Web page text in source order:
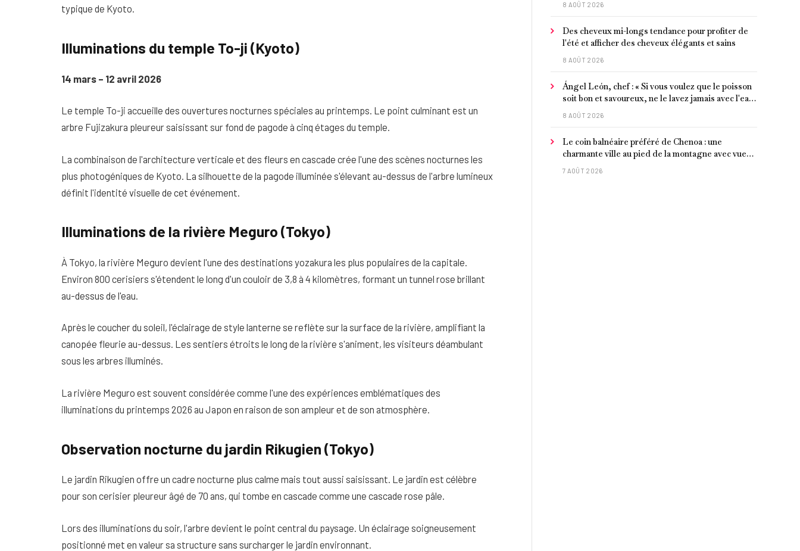
typique de Kyoto.
Illuminations du temple To-ji (Kyoto)
14 mars – 12 avril 2026
Le temple To-ji accueille des ouvertures nocturnes spéciales au printemps. Le point culminant est un
arbre Fujizakura pleureur saisissant sur fond de pagode à cinq étages du temple.
La combinaison de l'architecture verticale et des fleurs en cascade crée l'une des scènes nocturnes les
plus photogéniques de Kyoto. La silhouette de la pagode illuminée s'élevant au-dessus de l'arbre lumineux
définit l'identité visuelle de cet événement.
Illuminations de la rivière Meguro (Tokyo)
À Tokyo, la rivière Meguro devient l'une des destinations yozakura les plus populaires de la capitale.
Environ 800 cerisiers s'étendent le long d'un couloir de 3,8 à 4 kilomètres, formant un tunnel rose brillant
au-dessus de l'eau.
Après le coucher du soleil, l'éclairage de style lanterne se reflète sur la surface de la rivière, amplifiant la
canopée fleurie au-dessus. Les sentiers étroits le long de la rivière s'animent, les visiteurs déambulant
sous les arbres illuminés.
La rivière Meguro est souvent considérée comme l'une des expériences emblématiques des
illuminations du printemps 2026 au Japon en raison de son ampleur et de son atmosphère.
Observation nocturne du jardin Rikugien (Tokyo)
Le jardin Rikugien offre un cadre nocturne plus calme mais tout aussi saisissant. Le jardin est célèbre
pour son cerisier pleureur âgé de 70 ans, qui tombe en cascade comme une cascade rose pâle.
Lors des illuminations du soir, l'arbre devient le point central du paysage. Un éclairage soigneusement
positionné met en valeur sa structure sans surcharger le jardin environnant.
8 AOÛT 2026
Des cheveux mi-longs tendance pour profiter de
l'été et afficher des cheveux élégants et sains
8 AOÛT 2026
Ángel León, chef : « Si vous voulez que le poisson
soit bon et savoureux, ne le lavez jamais avec l'eau
du robinet »
8 AOÛT 2026
Le coin balnéaire préféré de Chenoa : une
charmante ville au pied de la montagne avec vue
sur la Méditerranée, bon poisson et criques
7 AOÛT 2026